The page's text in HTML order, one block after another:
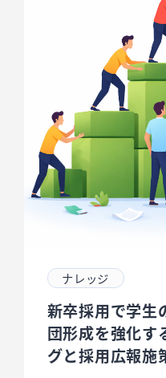
ナレッジ
新卒採用で学生
団形成を強化す
グと採用広報施